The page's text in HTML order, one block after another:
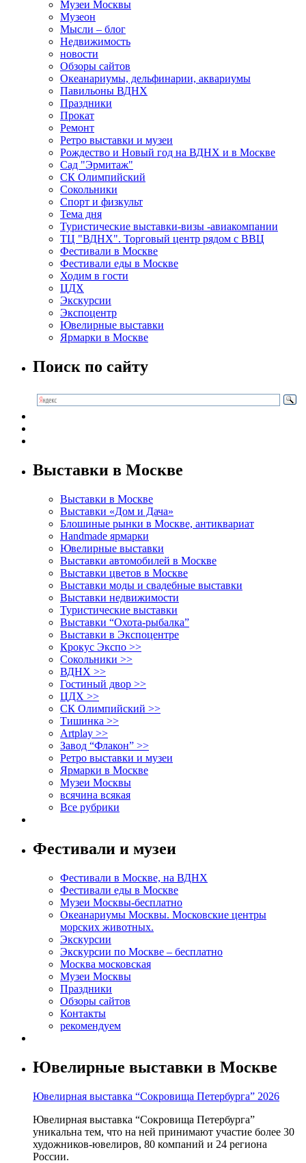
Музеи Москвы
Музеон
Мысли – блог
Недвижимость
новости
Обзоры сайтов
Океанариумы, дельфинарии, аквариумы
Павильоны ВДНХ
Праздники
Прокат
Ремонт
Ретро выставки и музеи
Рождество и Новый год на ВДНХ и в Москве
Сад "Эрмитаж"
СК Олимпийский
Сокольники
Спорт и физкульт
Тема дня
Туристические выставки-визы -авиакомпании
ТЦ "ВДНХ". Торговый центр рядом с ВВЦ
Фестивали в Москве
Фестивали еды в Москве
Ходим в гости
ЦДХ
Экскурсии
Экспоцентр
Ювелирные выставки
Ярмарки в Москве
Поиск по сайту
Выставки в Москве
Выставки в Москве
Выставки «Дом и Дача»
Блошиные рынки в Москве, антиквариат
Handmade ярмарки
Ювелирные выставки
Выставки автомобилей в Москве
Выставки цветов в Москве
Выставки моды и свадебные выставки
Выставки недвижимости
Туристические выставки
Выставки “Охота-рыбалка”
Выставки в Экспоцентре
Крокус Экспо >>
Сокольники >>
ВДНХ >>
Гостиный двор >>
ЦДХ >>
СК Олимпийский >>
Тишинка >>
Artplay >>
Завод “Флакон” >>
Ретро выставки и музеи
Ярмарки в Москве
Музеи Москвы
всячина всякая
Все рубрики
Фестивали и музеи
Фестивали в Москве, на ВДНХ
Фестивали еды в Москве
Музеи Москвы-бесплатно
Океанариумы Москвы. Московские центры
морских животных.
Экскурсии
Экскурсии по Москве – бесплатно
Москва московская
Музеи Москвы
Праздники
Обзоры сайтов
Контакты
рекомендуем
Ювелирные выставки в Москве
Ювелирная выставка “Сокровища Петербурга” 2026
Ювелирная выставка “Сокровища Петербурга”
уникальна тем, что на ней принимают участие более 30
художников-ювелиров, 80 компаний и 24 региона
России.